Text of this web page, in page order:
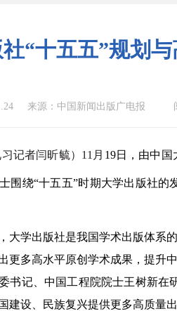
“十五五”规划
来源：中国新闻出版广电报
记者闫昕毓）11月 19日，由中
围绕“十五五”时期大学出版社
学出版社是我国学术出版体系的
更多高水平原创学术成果，提升
记、中国工程院院士王树新在研
建设、民族复兴提供更多高质量出